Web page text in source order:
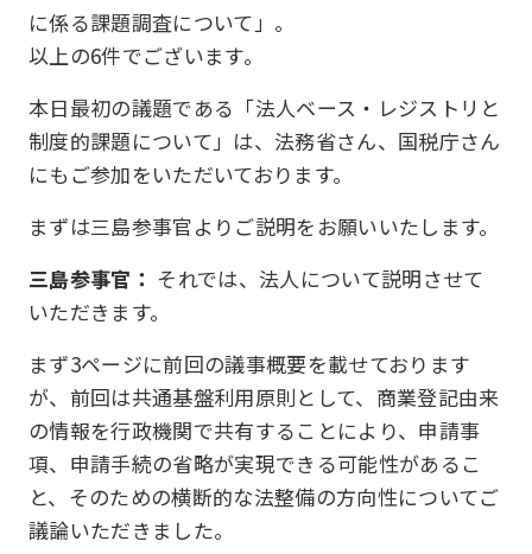
に係る課題調査について」。
以上の6件でございます。
本日最初の議題である「法人ベース・レジストリと
制度的課題について」は、法務省さん、国税庁さん
にもご参加をいただいております。
まずは三島参事官よりご説明をお願いいたします。
三島参事官： それでは、法人について説明させて
いただきます。
まず3ページに前回の議事概要を載せております
が、前回は共通基盤利用原則として、商業登記由来
の情報を行政機関で共有することにより、申請事
項、申請手続の省略が実現できる可能性があるこ
と、そのための横断的な法整備の方向性についてご
議論いただきました。